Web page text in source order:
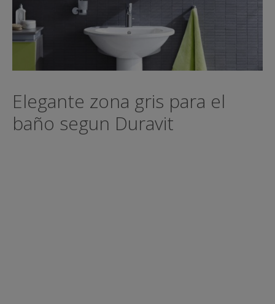
Elegante zona gris para el
baño segun Duravit